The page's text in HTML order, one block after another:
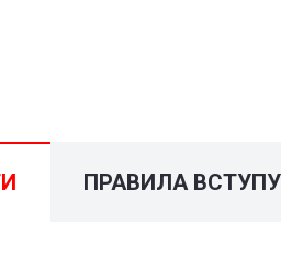
ПРАВИЛА ВСТУПУ